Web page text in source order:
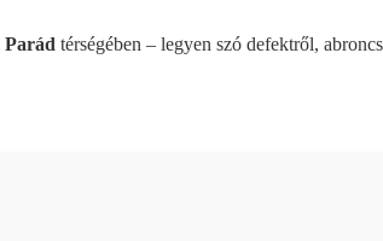
Parád térségében – legyen szó defektről,